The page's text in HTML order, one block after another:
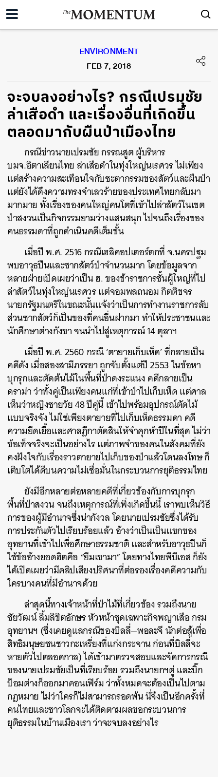
ENVIRONMENT
FEB 7, 2018
จะจบลงอย่างไร? กรณีเปรมชัย
ล่าเสือดำ และเรื่องอื่นที่เกิดขึ้น
ตลอดมากับผืนป่าเมืองไทย
กรณีข่าวนายเปรมชัย กรรณสูต ผู้บริหาร
บมจ.อิตาเลียนไทย ล่าเสือดำในทุ่งใหญ่นเรศวร ไม่เพียง
แต่สร้างความสะเทือนใจกับชะตากรรมของสัตว์และผืนป่า
แต่ยังได้ดึงความทรงจำเลวร้ายของประเทศไทยกลับมา
มากมาย ทั้งเรื่องของคนใหญ่คนโตที่เข้าไปล่าสัตว์ในเขต
ป่าสงวนเป็นกิจกรรมยามว่างแสนสนุก ไปจนถึงเรื่องของ
คนธรรมดาที่ถูกดำเนินคดีเต็มขั้น
เมื่อปี พ.ศ. 2516 กรณีเฮลิคอปเตอร์ตกที่ จ.นครปฐม
พบอาวุธปืนและซากสัตว์ป่าจำนวนมาก โดยข้อมูลจาก
หลายฝ่ายเปิดเผยว่าเป็น ฮ. ของข้าราชการชั้นผู้ใหญ่ที่ไป
ล่าสัตว์ในทุ่งใหญ่นเรศวร แต่จอมพลถนอม กิตติขจร
นายกรัฐมนตรีในขณะนั้นแจ้งว่าเป็นการทำงานราชการลับ
ส่วนซากสัตว์ก็เป็นของที่คนอื่นฝากมา ทำให้ประชาชนและ
นักศึกษาต่างกังขา จนนำไปสู่เหตุการณ์ 14 ตุลาฯ
เมื่อปี พ.ศ. 2560 กรณี ‘ตายายเก็บเห็ด’ ที่กลายเป็น
คดีดัง เมื่อสองสามีภรรยา ถูกจับตั้งแต่ปี 2553 ในข้อหา
บุกรุกและตัดต้นไม้ในพื้นที่ป่าดงระแนง คดีกลายเป็น
ดราม่า ว่าทั้งคู่เป็นเพียงคนแก่ที่เข้าป่าไปเก็บเห็ด แต่ศาล
เห็นว่าหญิงชายวัย 48 ปีคู่นี้ เข้าไปพร้อมอุปกรณ์ตัดไม้
แบบจริงจัง ไม่ใช่เพียงตายายที่ไปเก็บเห็ดธรรมดา คดี
ความยืดเยื้อและศาลฎีกาตัดสินให้จำคุกห้าปีในที่สุด ไม่ว่า
ข้อเท็จจริงจะเป็นอย่างไร แต่ภาพจำของคนในสังคมที่ยัง
คงฝังใจกับเรื่องราวตายายไปเก็บของป่าแล้วโดนลงโทษ ก็
เติบโตได้ดีบนความไม่เชื่อมั่นในกระบวนการยุติธรรมไทย
ยังมีอีกหลายต่อหลายคดีที่เกี่ยวข้องกับการบุกรุก
พื้นที่ป่าสงวน จนถึงเหตุการณ์ที่เพิ่งเกิดขึ้นนี้ เราพบเห็นวิธี
การของผู้มีอำนาจซึ่งน่ากังวล โดยนายเปรมชัยซึ่งได้รับ
การประกันตัวไปเรียบร้อยแล้ว อ้างว่าเป็นเป็นแขกของ
อุทยานที่เข้าไปเพื่อศึกษาธรรมชาติ และสำหรับอาวุธปืนก็
ใช้ข้ออ้างยอดฮิตคือ “ยืมเขามา” โดยทางไทยพีบีเอส ก็ยัง
ได้เปิดเผยว่ามีคลิปเสียงปริศนาที่ต่อรองเรื่องคดีความกับ
ใครบางคนที่มีอำนาจด้วย
ล่าสุดนี้ทางเจ้าหน้าที่ป่าไม้ที่เกี่ยวข้อง รวมถึงนาย
ชัยวัฒน์ ลิ้มลิขิตอักษร หัวหน้าชุดเฉพาะกิจพญาเสือ กรม
อุทยานฯ (ซึ่งเคยดูแลกรณีของบิลลี่—พอละจี นักต่อสู้เพื่อ
สิทธิมนุษยชนชาวกะเหรี่ยงที่แก่งกระจาน ก่อนที่บิลลี่จะ
หายตัวไปตลอดกาล) ได้เข้ามาตรวจสอบและจัดการกรณี
ของนายเปรมชัยเป็นที่เรียบร้อย รวมถึงนายกฯตู่ และบิ๊ก
ป้อมต่างก็ออกมาคอนเฟิร์ม ว่าทั้งหมดจะต้องเป็นไปตาม
กฎหมาย ไม่ว่าใครก็ไม่สามารถรอดพ้น นี่จึงเป็นอีกครั้งที่
คนไทยและชาวโลกจะได้ติดตามผลขอกระบวนการ
ยุติธรรมในบ้านเมืองเรา ว่าจะจบลงอย่างไร
ค้นหา
SHARE TWEET LINE EMAIL